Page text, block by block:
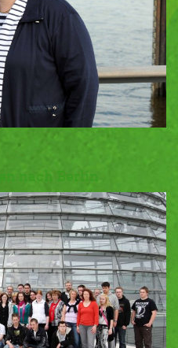
nach Berlin